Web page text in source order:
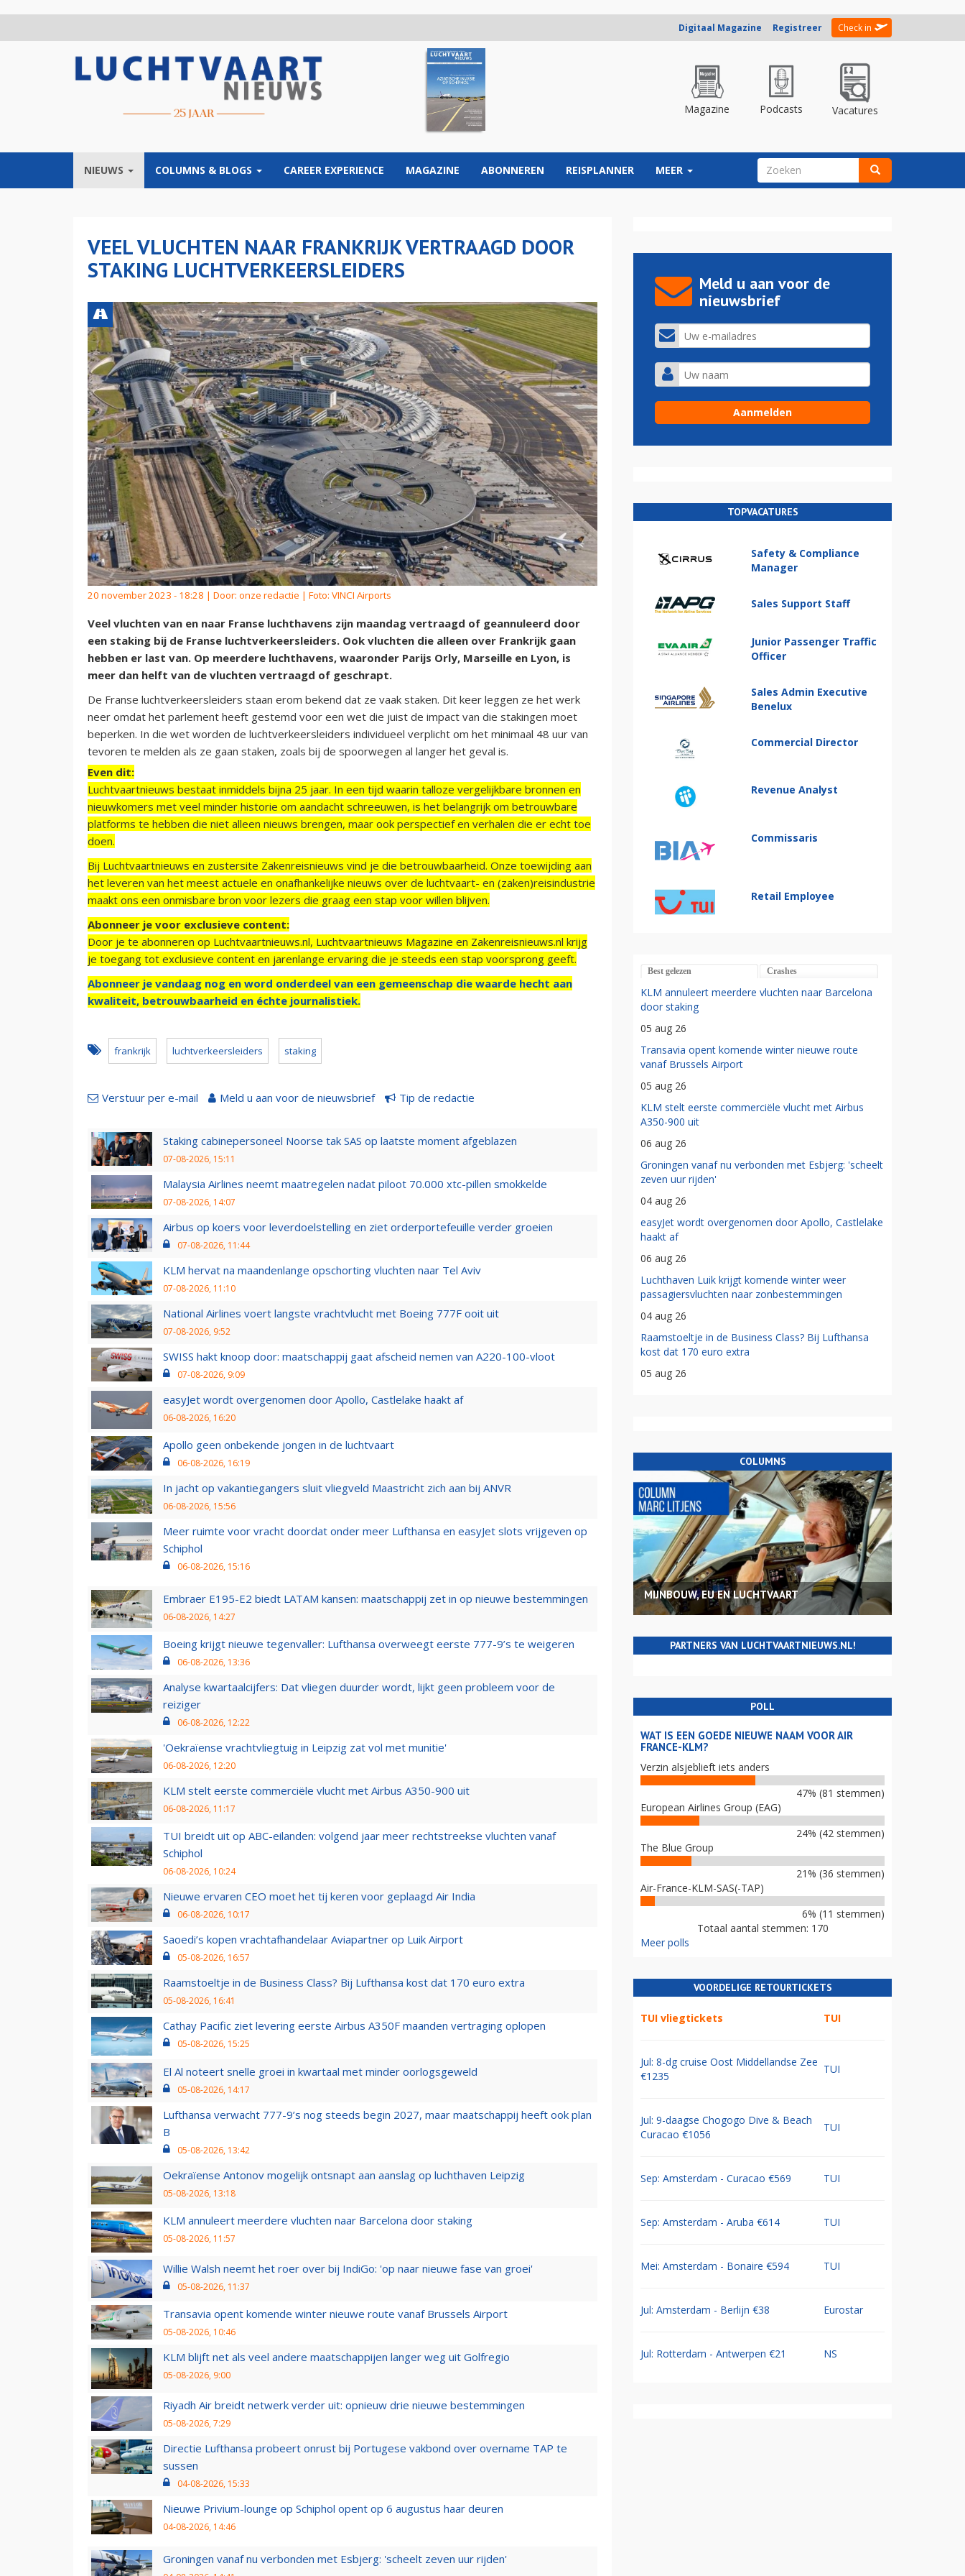
Digitaal Magazine Registreer Check in
Magazine Podcasts Vacatures
NIEUWS COLUMNS & BLOGS CAREER EXPERIENCE MAGAZINE ABONNEREN REISPLANNER MEER ZOEKVELD
VEEL VLUCHTEN NAAR FRANKRIJK VERTRAAGD DOOR
STAKING LUCHTVERKEERSLEIDERS
20 november 2023 - 18:28 | Door: onze redactie | Foto: VINCI Airports
Veel vluchten van en naar Franse luchthavens zijn maandag vertraagd of geannuleerd door
een staking bij de Franse luchtverkeersleiders. Ook vluchten die alleen over Frankrijk gaan
hebben er last van. Op meerdere luchthavens, waaronder Parijs Orly, Marseille en Lyon, is
meer dan helft van de vluchten vertraagd of geschrapt.
De Franse luchtverkeersleiders staan erom bekend dat ze vaak staken. Dit keer leggen ze het werk
neer omdat het parlement heeft gestemd voor een wet die juist de impact van die stakingen moet
beperken. In die wet worden de luchtverkeersleiders individueel verplicht om het minimaal 48 uur van
tevoren te melden als ze gaan staken, zoals bij de spoorwegen al langer het geval is.
Even dit:
Luchtvaartnieuws bestaat inmiddels bijna 25 jaar. In een tijd waarin talloze vergelijkbare bronnen en
nieuwkomers met veel minder historie om aandacht schreeuwen, is het belangrijk om betrouwbare
platforms te hebben die niet alleen nieuws brengen, maar ook perspectief en verhalen die er echt toe
doen.
Bij Luchtvaartnieuws en zustersite Zakenreisnieuws vind je die betrouwbaarheid. Onze toewijding aan
het leveren van het meest actuele en onafhankelijke nieuws over de luchtvaart- en (zaken)reisindustrie
maakt ons een onmisbare bron voor lezers die graag een stap voor willen blijven.
Abonneer je voor exclusieve content:
Door je te abonneren op Luchtvaartnieuws.nl, Luchtvaartnieuws Magazine en Zakenreisnieuws.nl krijg
je toegang tot exclusieve content en jarenlange ervaring die je steeds een stap voorsprong geeft.
Abonneer je vandaag nog en word onderdeel van een gemeenschap die waarde hecht aan
kwaliteit, betrouwbaarheid en échte journalistiek.
frankrijk luchtverkeersleiders staking
Verstuur per e-mail Meld u aan voor de nieuwsbrief Tip de redactie
Staking cabinepersoneel Noorse tak SAS op laatste moment afgeblazen
07-08-2026, 15:11
Malaysia Airlines neemt maatregelen nadat piloot 70.000 xtc-pillen smokkelde
07-08-2026, 14:07
Airbus op koers voor leverdoelstelling en ziet orderportefeuille verder groeien
07-08-2026, 11:44
KLM hervat na maandenlange opschorting vluchten naar Tel Aviv
07-08-2026, 11:10
National Airlines voert langste vrachtvlucht met Boeing 777F ooit uit
07-08-2026, 9:52
SWISS hakt knoop door: maatschappij gaat afscheid nemen van A220-100-vloot
07-08-2026, 9:09
easyJet wordt overgenomen door Apollo, Castlelake haakt af
06-08-2026, 16:20
Apollo geen onbekende jongen in de luchtvaart
06-08-2026, 16:19
In jacht op vakantiegangers sluit vliegveld Maastricht zich aan bij ANVR
06-08-2026, 15:56
Meer ruimte voor vracht doordat onder meer Lufthansa en easyJet slots vrijgeven op
Schiphol
06-08-2026, 15:16
Embraer E195-E2 biedt LATAM kansen: maatschappij zet in op nieuwe bestemmingen
06-08-2026, 14:27
Boeing krijgt nieuwe tegenvaller: Lufthansa overweegt eerste 777-9’s te weigeren
06-08-2026, 13:36
Analyse kwartaalcijfers: Dat vliegen duurder wordt, lijkt geen probleem voor de
reiziger
06-08-2026, 12:22
'Oekraïense vrachtvliegtuig in Leipzig zat vol met munitie'
06-08-2026, 12:20
KLM stelt eerste commerciële vlucht met Airbus A350-900 uit
06-08-2026, 11:17
TUI breidt uit op ABC-eilanden: volgend jaar meer rechtstreekse vluchten vanaf
Schiphol
06-08-2026, 10:24
Nieuwe ervaren CEO moet het tij keren voor geplaagd Air India
06-08-2026, 10:17
Saoedi’s kopen vrachtafhandelaar Aviapartner op Luik Airport
05-08-2026, 16:57
Raamstoeltje in de Business Class? Bij Lufthansa kost dat 170 euro extra
05-08-2026, 16:41
Cathay Pacific ziet levering eerste Airbus A350F maanden vertraging oplopen
05-08-2026, 15:25
El Al noteert snelle groei in kwartaal met minder oorlogsgeweld
05-08-2026, 14:17
Lufthansa verwacht 777-9’s nog steeds begin 2027, maar maatschappij heeft ook plan
B
05-08-2026, 13:42
Oekraïense Antonov mogelijk ontsnapt aan aanslag op luchthaven Leipzig
05-08-2026, 13:18
KLM annuleert meerdere vluchten naar Barcelona door staking
05-08-2026, 11:57
Willie Walsh neemt het roer over bij IndiGo: 'op naar nieuwe fase van groei'
05-08-2026, 11:37
Transavia opent komende winter nieuwe route vanaf Brussels Airport
05-08-2026, 10:46
KLM blijft net als veel andere maatschappijen langer weg uit Golfregio
05-08-2026, 9:00
Riyadh Air breidt netwerk verder uit: opnieuw drie nieuwe bestemmingen
05-08-2026, 7:29
Directie Lufthansa probeert onrust bij Portugese vakbond over overname TAP te
sussen
04-08-2026, 15:33
Nieuwe Privium-lounge op Schiphol opent op 6 augustus haar deuren
04-08-2026, 14:46
Groningen vanaf nu verbonden met Esbjerg: 'scheelt zeven uur rijden'
Meld u aan voor de
nieuwsbrief
TOPVACATURES
Safety & Compliance
Manager
Sales Support Staff
Junior Passenger Traffic
Officer
Sales Admin Executive
Benelux
Commercial Director
Revenue Analyst
Commissaris
Retail Employee
Best gelezen Crashes
KLM annuleert meerdere vluchten naar Barcelona
door staking
05 aug 26
Transavia opent komende winter nieuwe route
vanaf Brussels Airport
05 aug 26
KLM stelt eerste commerciële vlucht met Airbus
A350-900 uit
06 aug 26
Groningen vanaf nu verbonden met Esbjerg: 'scheelt
zeven uur rijden'
04 aug 26
easyJet wordt overgenomen door Apollo, Castlelake
haakt af
06 aug 26
Luchthaven Luik krijgt komende winter weer
passagiersvluchten naar zonbestemmingen
04 aug 26
Raamstoeltje in de Business Class? Bij Lufthansa
kost dat 170 euro extra
05 aug 26
COLUMNS
MIJNBOUW, EU EN LUCHTVAART
PARTNERS VAN LUCHTVAARTNIEUWS.NL!
POLL
WAT IS EEN GOEDE NIEUWE NAAM VOOR AIR
FRANCE-KLM?
Verzin alsjeblieft iets anders
47% (81 stemmen)
European Airlines Group (EAG)
24% (42 stemmen)
The Blue Group
21% (36 stemmen)
Air-France-KLM-SAS(-TAP)
6% (11 stemmen)
Totaal aantal stemmen: 170
Meer polls
VOORDELIGE RETOURTICKETS
TUI vliegtickets TUI
Jul: 8-dg cruise Oost Middellandse Zee
€1235
TUI
Jul: 9-daagse Chogogo Dive & Beach
Curacao €1056
TUI
Sep: Amsterdam - Curacao €569 TUI
Sep: Amsterdam - Aruba €614 TUI
Mei: Amsterdam - Bonaire €594 TUI
Jul: Amsterdam - Berlijn €38 Eurostar
Jul: Rotterdam - Antwerpen €21 NS